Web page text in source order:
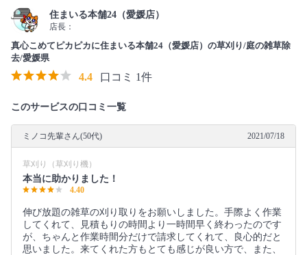
住まいる本舗24（愛媛店）
店長：
真心こめてピカピカに住まいる本舗24（愛媛店）の草刈り/庭の雑草除
去/愛媛県
4.4 口コミ 1件
このサービスの口コミ一覧
ミノコ先輩さん(50代) 2021/07/18
草刈り（草刈り機）
本当に助かりました！
4.40
伸び放題の雑草の刈り取りをお願いしました。手際よく作業
してくれて、見積もりの時間より一時間早く終わったのです
が、ちゃんと作業時間分だけで請求してくれて、良心的だと
思いました。来てくれた方もとても感じが良い方で、また、